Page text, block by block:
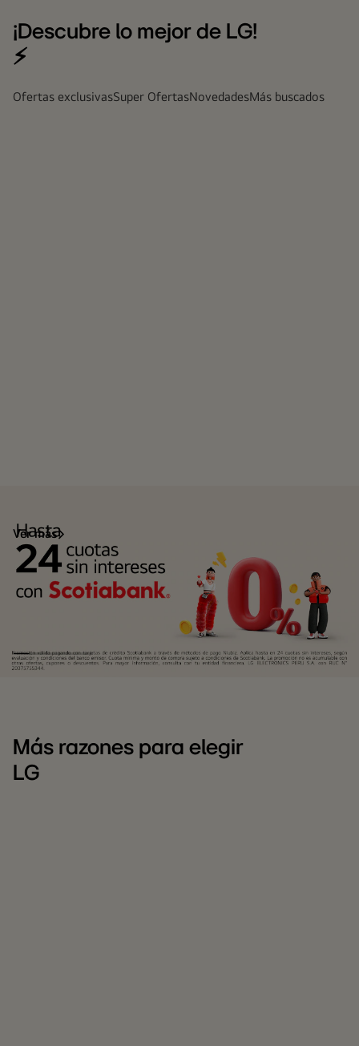
¡Descubre lo mejor de LG!
⚡
Ofertas exclusivasSuper OfertasNovedadesMás buscados
Ver más
Más razones para elegir
LG